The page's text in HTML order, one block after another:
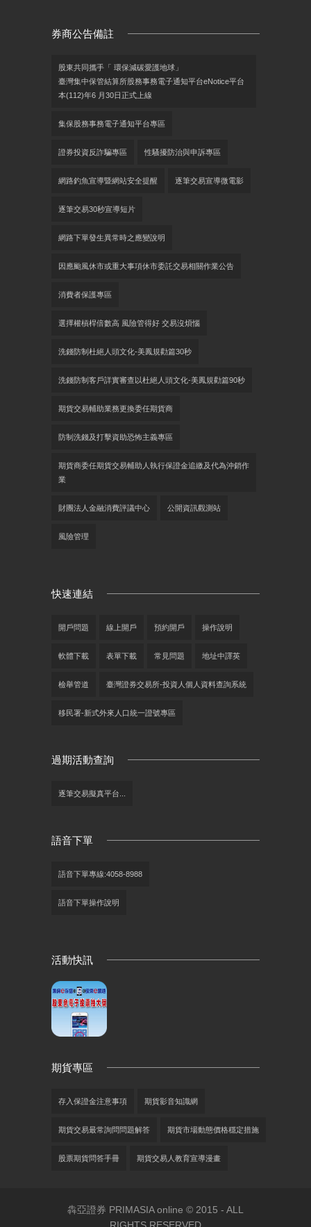
券商公告備註
股東共同攜手「 環保減碳愛護地球」
臺灣集中保管結算所股務事務電子通知平台eNotice平台
本(112)年6 月30日正式上線
集保股務事務電子通知平台專區
證券投資反詐騙專區 性騷擾防治與申訴專區
網路釣魚宣導暨網站安全提醒 逐筆交易宣導微電影
逐筆交易30秒宣導短片
網路下單發生異常時之應變說明
因應颱風休市或重大事項休市委託交易相關作業公告
消費者保護專區
選擇權槓桿倍數高 風險管得好 交易沒煩惱
洗錢防制杜絕人頭文化-美鳳規勸篇30秒
洗錢防制客戶詳實審查以杜絕人頭文化-美鳳規勸篇90秒
期貨交易輔助業務更換委任期貨商
防制洗錢及打擊資助恐怖主義專區
期貨商委任期貨交易輔助人執行保證金追繳及代為沖銷作
業
財團法人金融消費評議中心 公開資訊觀測站
風險管理
快速連結
開戶問題 線上開戶 預約開戶 操作說明
軟體下載 表單下載 常見問題 地址中譯英
檢舉管道 臺灣證券交易所-投資人個人資料查詢系統
移民署-新式外來人口統一證號專區
過期活動查詢
逐筆交易擬真平台...
語音下單
語音下單專線:4058-8988
語音下單操作說明
活動快訊
期貨專區
存入保證金注意事項 期貨影音知識網
期貨交易最常詢問問題解答 期貨市場動態價格穩定措施
股票期貨問答手冊 期貨交易人教育宣導漫畫
犇亞證券 PRIMASIA online © 2015 - ALL